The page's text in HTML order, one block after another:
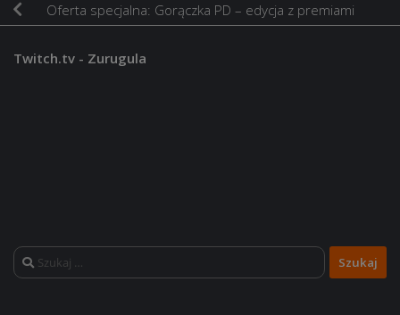
Oferta specjalna: Gorączka PD – edycja z premiami
Twitch.tv - Zurugula
Szukaj: